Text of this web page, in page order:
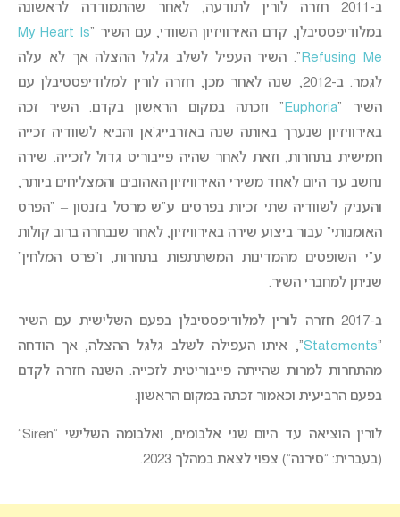
ב-2011 חזרה לורין לתודעה, לאחר שהתמודדה לראשונה
במלודיפסטיבלן, קדם האירוויזיון השוודי, עם השיר “My Heart Is
Refusing Me “. השיר העפיל לשלב גלגל ההצלה אך לא עלה
לגמר. ב-2012, שנה לאחר מכן, חזרה לורין למלודיפסטיבלן עם
השיר “Euphoria ” וזכתה במקום הראשון בקדם. השיר זכה
באירוויזיון שנערך באותה שנה באזרבייג’אן והביא לשוודיה זכייה
חמישית בתחרות, וזאת לאחר שהיה פייבוריט גדול לזכייה. שירה
נחשב עד היום לאחד משירי האירוויזיון האהובים והמצליחים ביותר,
והעניק לשוודיה שתי זכיות בפרסים ע”ש מרסל בזנסון – “הפרס
האומנותי” עבור ביצוע שירה באירוויזיון, לאחר שנבחרה ברוב קולות
ע”י השופטים מהמדינות המשתתפות בתחרות, ו”פרס המלחין”
שניתן למחברי השיר.
ב-2017 חזרה לורין למלודיפסטיבלן בפעם השלישית עם השיר
“
Statements“, איתו העפילה לשלב גלגל ההצלה, אך הודחה
מהתחרות למרות שהייתה פייבוריטית לזכייה. השנה חזרה לקדם
בפעם הרביעית וכאמור זכתה במקום הראשון.
לורין הוציאה עד היום שני אלבומים, ואלבומה השלישי “Siren”
(בעברית: “סירנה”) צפוי לצאת במהלך 2023.